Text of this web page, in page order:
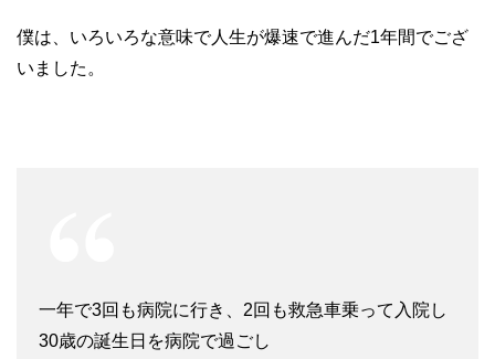
僕は、いろいろな意味で人生が爆速で進んだ1年間でござ
いました。
一年で3回も病院に行き、2回も救急車乗って入院し
30歳の誕生日を病院で過ごし